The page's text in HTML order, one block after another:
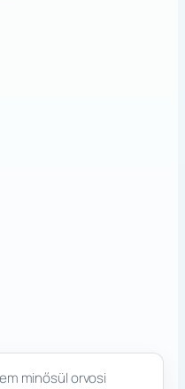
minősül orvosi